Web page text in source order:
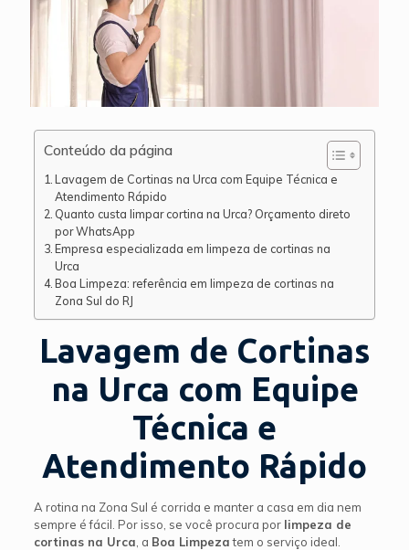
Conteúdo da página
Lavagem de Cortinas na Urca com Equipe Técnica e
Atendimento Rápido
Quanto custa limpar cortina na Urca? Orçamento direto
por WhatsApp
Empresa especializada em limpeza de cortinas na
Urca
Boa Limpeza: referência em limpeza de cortinas na
Zona Sul do RJ
Lavagem de Cortinas
na Urca com Equipe
Técnica e
Atendimento Rápido
A rotina na Zona Sul é corrida e manter a casa em dia nem
sempre é fácil. Por isso, se você procura por limpeza de
cortinas na Urca , a Boa Limpezatem o serviço ideal.